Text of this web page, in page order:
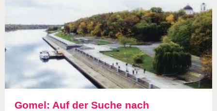
Gomel: Auf der Suche nach